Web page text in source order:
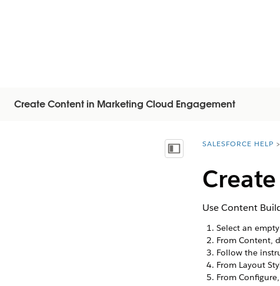
Create Content in Marketing Cloud Engagement
Показать содержание
You are here:
SALESFORCE HELP
Use Content
Select an
From Content,
Follow the
From Layout
From